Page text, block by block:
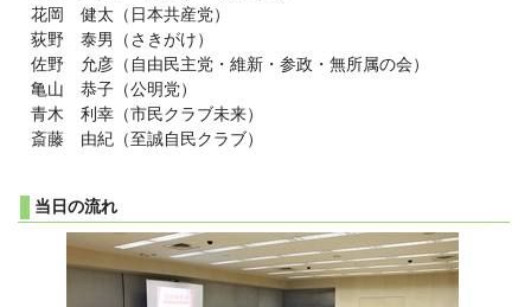
花岡 健太（日本共産党）
荻野 泰男（さきがけ）
佐野 允彦（自由民主党・維新・参政・無所属の会）
亀山 恭子（公明党）
青木 利幸（市民クラブ未来）
斎藤 由紀（至誠自民クラブ）
当日の流れ